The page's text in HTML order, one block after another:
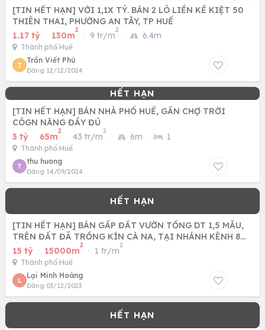
[TIN HẾT HẠN] VỚI 1,1X TỶ. BÁN 2 LÔ LIỀN KỀ KIỆT 50
THIÊN THAI, PHƯỜNG AN TÂY, TP HUẾ
1.17 tỷ · 130m
2
· 9 tr/m
2
· 6.4m
Thành phố Huế
T
Trần Viết Phú
Đăng 12/12/2024
[TIN HẾT HẠN] BÁN NHÀ PHỐ HUẾ, GẦN CHỢ TRỜI
CÔGN NĂNG ĐẦY ĐỦ
3 tỷ · 65m
2
· 43 tr/m
2
· 6m · 1
Thành phố Huế
T
thu huong
Đăng 14/09/2024
[TIN HẾT HẠN] BÁN GẤP ĐẤT VƯỜN TỔNG DT 1,5 MẪU,
TRÊN ĐẤT ĐÃ TRỒNG KÍN CÀ NA, TẠI NHÁNH KÊNH 8
ẤP XÓM HUẾ - XÃ TÂN
15 tỷ · 15000m
2
· 1 tr/m
2
Thành phố Huế
L
Lại Minh Hoàng
Đăng 03/12/2023